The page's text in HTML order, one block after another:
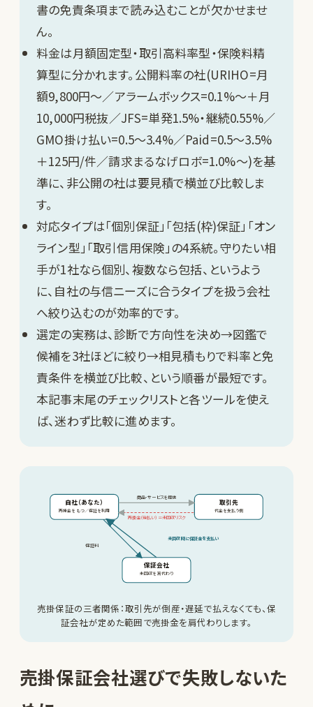
書の免責条項まで読み込むことが欠かせませ
ん。
料金は月額固定型・取引高料率型・保険料精
算型に分かれます。公開料率の社(URIHO=月
額9,800円〜／アラームボックス=0.1%〜＋月
10,000円税抜／JFS=単発1.5%・継続0.55%／
GMO掛け払い=0.5〜3.4%／Paid=0.5〜3.5%
＋125円/件／請求まるなげロボ=1.0%〜)を基
準に、非公開の社は要見積で横並び比較しま
す。
対応タイプは「個別保証」「包括(枠)保証」「オン
ライン型」「取引信用保険」の4系統。守りたい相
手が1社なら個別、複数なら包括、というよう
に、自社の与信ニーズに合うタイプを扱う会社
へ絞り込むのが効率的です。
選定の実務は、診断で方向性を決め→図鑑で
候補を3社ほどに絞り→相見積もりで料率と免
責条件を横並び比較、という順番が最短です。
本記事末尾のチェックリストと各ツールを使え
ば、迷わず比較に進めます。
自社（あなた）
売掛金をもつ／保証を利用
取引先
代金を支払う側
保証会社
未回収を肩代わり
商品・サービスを提供
売掛金（後払い）＝未回収リスク
保証料
未回収時に保証金を支払い
売掛保証の三者関係：取引先が倒産・遅延で払えなくても、保
証会社が定めた範囲で売掛金を肩代わりします。
売掛保証会社選びで失敗しないた